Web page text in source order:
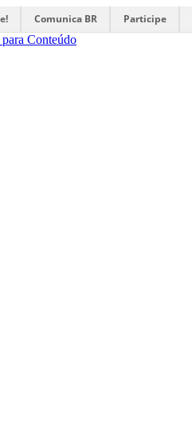
Comunica BR Participe
Conteúdo